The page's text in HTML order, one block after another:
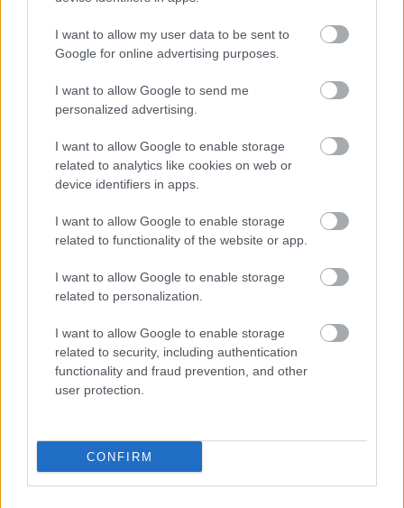
I want to allow my user data to be sent to
Google for online advertising purposes.
I want to allow Google to send me
personalized advertising.
I want to allow Google to enable storage
related to analytics like cookies on web or
device identifiers in apps.
I want to allow Google to enable storage
related to functionality of the website or app.
I want to allow Google to enable storage
related to personalization.
I want to allow Google to enable storage
related to security, including authentication
functionality and fraud prevention, and other
user protection.
CONFIRM
κοιτίδα του ελληνικού μπάσκετ η ΧΑΝΘ
, 27 Οκτωβρίου 2019
Παυλόπουλος: Είμαστε στο σημείο μηδέν
για την κλιματική αλλαγή και την